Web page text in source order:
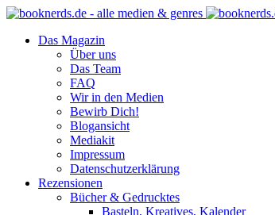
Das Magazin
Über uns
Das Team
FAQ
Wir in den Medien
Bewirb Dich!
Blogansicht
Mediakit
Impressum
Datenschutzerklärung
Rezensionen
Bücher & Gedrucktes
Basteln, Kreatives, Kalender